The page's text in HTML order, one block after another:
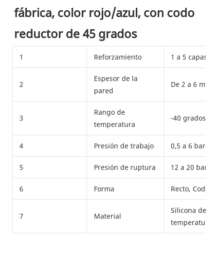
fábrica, color rojo/azul, con codo
reductor de 45 grados
1 Reforzamiento 1 a 5 capas
2
Espesor de la
pared
De 2 a 6 mm
3
Rango de
temperatura
-40 grados F
4 Presión de trabajo 0,5 a 6 bares
5 Presión de ruptura 12 a 20 bares
6 Forma Recto, Codo,
7 Material
Silicona de
temperatura